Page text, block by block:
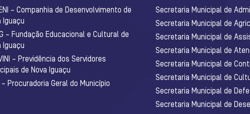
– Companhia de Desenvolvimento de
Iguaçu
– Fundação Educacional e Cultural de
Iguaçu
– Previdência dos Servidores
de Nova Iguaçu
– Procuradoria Geral do Município
Secretaria Municipal de
Secretaria Municipal de
Secretaria Municipal de
Secretaria Municipal de
Secretaria Municipal de
Secretaria Municipal de
Secretaria Municipal de
Secretaria Municipal de